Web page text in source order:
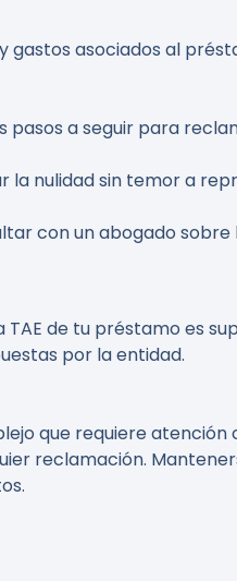
gastos asociados al
a seguir para
la nulidad sin temor a
con un abogado
de tu préstamo es
por la entidad.
que requiere atención
reclamación.